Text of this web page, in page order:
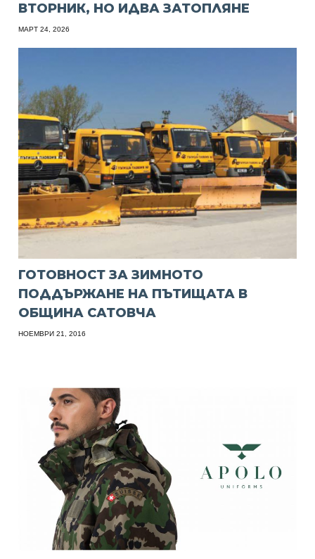
ВТОРНИК, НО ИДВА ЗАТОПЛЯНЕ
МАРТ 24, 2026
ГОТОВНОСТ ЗА ЗИМНОТО
ПОДДЪРЖАНЕ НА ПЪТИЩАТА В
ОБЩИНА САТОВЧА
НОЕМВРИ 21, 2016